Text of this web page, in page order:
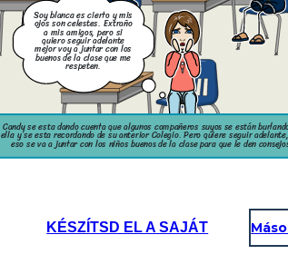
Soy blanca es cierto y mis
ojos son celestes. Extraño
a mis amigos, pero si
quiero seguir adelante
mejor voy a juntar con los
buenos de la clase que me
respeten.
Candy se esta dando cuenta que algunos compañeros suyos se están
ella y se esta recordando de su anterior Colegio. Pero quiere seguir
eso se va a juntar con los niños buenos de la clase para que le den
KÉSZÍTSD EL A SAJÁT